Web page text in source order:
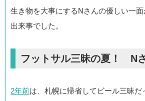
生き物を大事にするNさんの優しい一
出来事でした。
フットサル三昧の夏！ N
2年前は、札幌に帰省してビール三昧だ